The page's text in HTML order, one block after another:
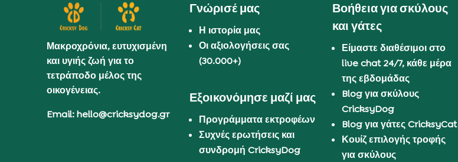
Μακροχρόνια, ευτυχισμένη
και υγιής ζωή για το
τετράποδο μέλος της
οικογένειας.
Email: hello@cricksydog.gr
Γνώρισέ μας
Η ιστορία μας
Οι αξιολογήσεις σας
(30.000+)
Εξοικονόμησε μαζί μας
Προγράμματα εκτροφέων
Συχνές ερωτήσεις και
συνδρομή CricksyDog
Βοήθεια για σκύλους
και γάτες
Είμαστε διαθέσιμοι στο
live chat 24/7, κάθε μέρα
της εβδομάδας
Blog για σκύλους
CricksyDog
Blog για γάτες CricksyCat
Κουίζ επιλογής τροφής
για σκύλους